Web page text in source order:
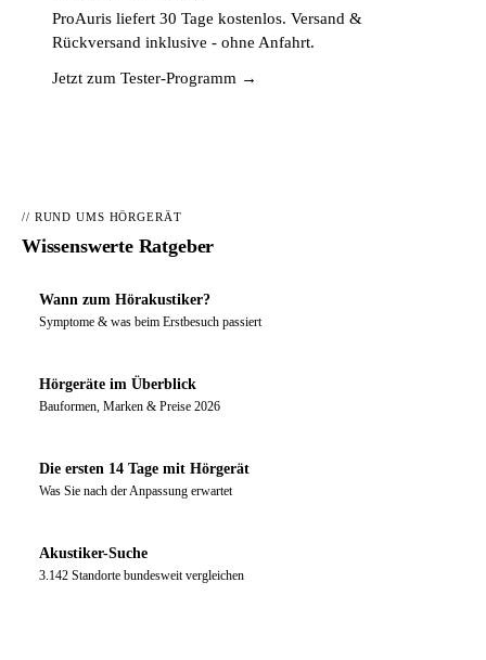
ProAuris liefert 30 Tage kostenlos. Versand &
Rückversand inklusive - ohne Anfahrt.
Jetzt zum Tester-Programm →
// RUND UMS HÖRGERÄT
Wissenswerte Ratgeber
Wann zum Hörakustiker?
Symptome & was beim Erstbesuch passiert
Hörgeräte im Überblick
Bauformen, Marken & Preise 2026
Die ersten 14 Tage mit Hörgerät
Was Sie nach der Anpassung erwartet
Akustiker-Suche
3.142 Standorte bundesweit vergleichen